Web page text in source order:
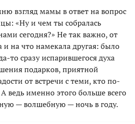
взгляд мамы в ответ на вопрос
«Ну и чем ты собралась
сегодня?» Не так важно, от
и на что намекала другая: было
то сразу испарившегося духа
подарков, приятной
от встречи с теми, кто по-
ведь именно этого больше всего
— волшебную — ночь в году.